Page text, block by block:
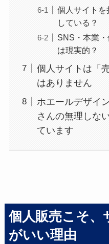
個人サイトを
している？
SNS・本業
は現実的？
個人サイトは「
はありません
ホエールデザイ
さんの無理しな
ています
個人販売こそ、
がいい理由